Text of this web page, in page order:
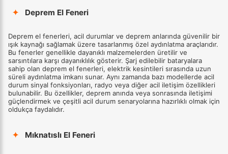
✦ Deprem El Feneri
Deprem el fenerleri, acil durumlar ve deprem anlarında güvenilir bir
ışık kaynağı sağlamak üzere tasarlanmış özel aydınlatma araçlarıdır.
Bu fenerler genellikle dayanıklı malzemelerden üretilir ve
sarsıntılara karşı dayanıklılık gösterir. Şarj edilebilir bataryalara
sahip olan deprem el fenerleri, elektrik kesintileri sırasında uzun
süreli aydınlatma imkanı sunar. Aynı zamanda bazı modellerde acil
durum sinyal fonksiyonları, radyo veya diğer acil iletişim özellikleri
bulunabilir. Bu özellikler, deprem anında veya sonrasında iletişimi
güçlendirmek ve çeşitli acil durum senaryolarına hazırlıklı olmak için
oldukça faydalıdır.
✦ Mıknatıslı El Feneri